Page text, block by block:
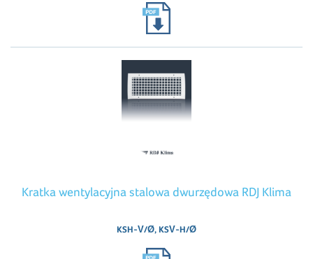
Kratka wentylacyjna stalowa dwurzędowa RDJ Klima
KSH-V/Ø, KSV-H/Ø